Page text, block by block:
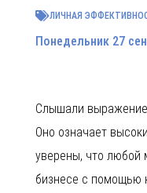
ЛИЧНАЯ
Понедельник 27
Слышали выражение
Оно означает
уверены, что любой
бизнесе с помощью